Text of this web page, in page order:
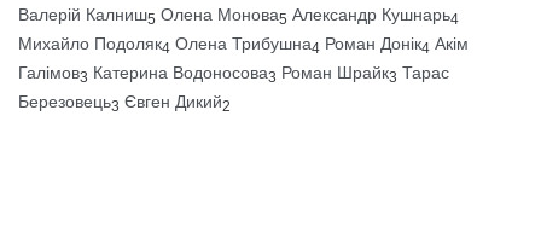
Валерій Калниш5 Олена Монова5 Александр Кушнарь4
Михайло Подоляк4 Олена Трибушна4 Роман Донік4 Акім
Галімов3 Катерина Водоносова3 Роман Шрайк3 Тарас
Березовець3 Євген Дикий2